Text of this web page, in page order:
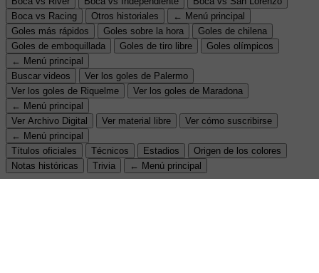
Boca vs Racing
Otros historiales
← Menú principal
Goles más rápidos
Goles sobre la hora
Goles de chilena
Goles de emboquillada
Goles de tiro libre
Goles olímpicos
← Menú principal
Buscar videos
Ver los goles de Palermo
Ver los goles de Riquelme
Ver los goles de Maradona
← Menú principal
Ver Archivo Digital
Ver material libre
Ver cómo suscribirse
← Menú principal
Títulos oficiales
Técnicos Estadios
Origen de los colores
Notas históricas
Trivia ← Menú principal